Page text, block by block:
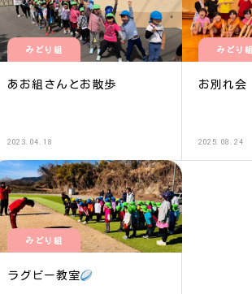
みどり組
あお組さんとお散歩
2023.04.18
みどり組
お別れ会
2025.08.24
みどり組
ラグビー教室